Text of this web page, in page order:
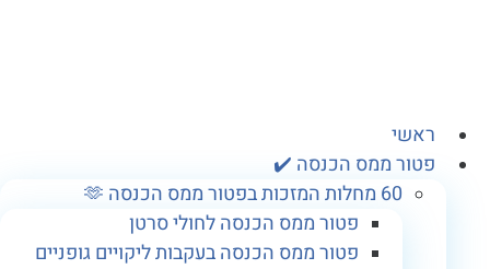
ממס הכנסה ✔️
פטור ממס הכנסה לחולי סרטן
פטור ממס הכנסה בעקבות ליקויים גופניים